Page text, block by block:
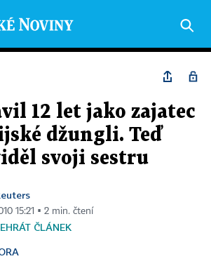
12 let jako zajatec
džungli. Teď
svoji sestru
15:21 ▪ 2 min. čtení
ČLÁNEK